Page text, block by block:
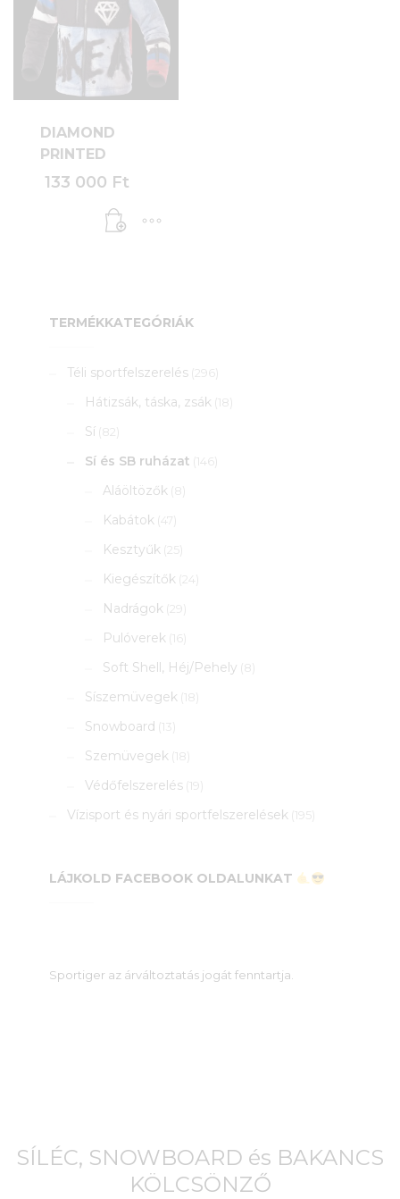
DIAMOND
PRINTED
133 000 Ft
TERMÉKKATEGÓRIÁK
Téli sportfelszerelés (296)
Hátizsák, táska, zsák (18)
Sí (82)
Sí és SB ruházat (146)
Aláöltözők (8)
Kabátok (47)
Kesztyűk (25)
Kiegészítők (24)
Nadrágok (29)
Pulóverek (16)
Soft Shell, Héj/Pehely (8)
Síszemüvegek (18)
Snowboard (13)
Szemüvegek (18)
Védőfelszerelés (19)
Vízisport és nyári sportfelszerelések (195)
LÁJKOLD FACEBOOK OLDALUNKAT
Sportiger az árváltoztatás jogát fenntartja.
SÍLÉC, SNOWBOARD és BAKANCS
KÖLCSÖNZŐ